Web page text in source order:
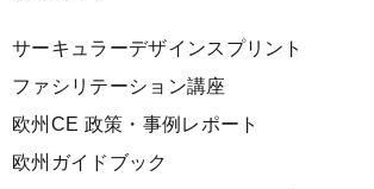
サーキュラーデザインスプリント
ファシリテーション講座
欧州CE 政策・事例レポート
欧州ガイドブック